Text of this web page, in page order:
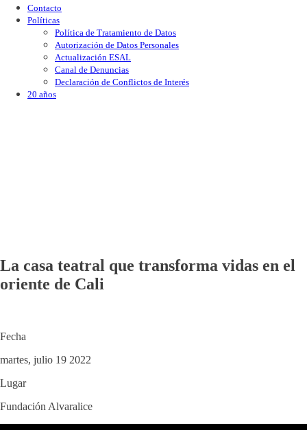
Contacto
Políticas
Política de Tratamiento de Datos
Autorización de Datos Personales
Actualización ESAL
Canal de Denuncias
Declaración de Conflictos de Interés
20 años
La casa teatral que transforma vidas en el
oriente de Cali
Fecha
martes, julio 19 2022
Lugar
Fundación Alvaralice